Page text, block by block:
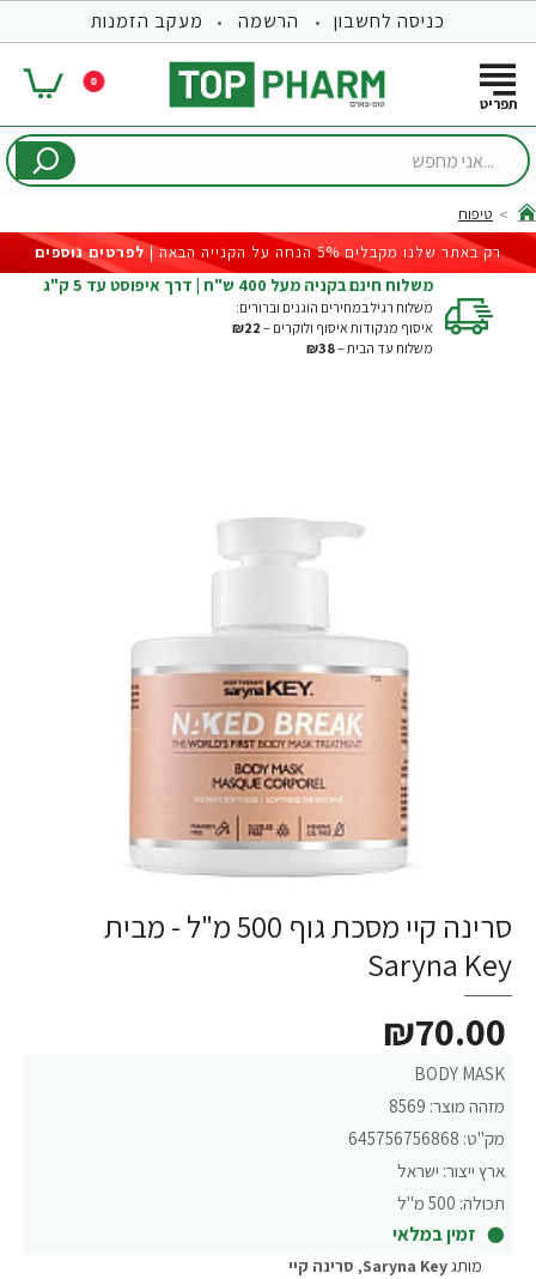
כניסה לחשבון הרשמה מעקב הזמנות
0
...אני
home
טיפוח
רק באתר שלנו מקבלים 5% הנחה על הקנייה הבאה |
לפרטים נוספים
משלוח חינם בקניה מעל 400 ש"ח | דרך איפוסט עד 5 ק"ג
משלוח רגיל במחירים הוגנים וברורים:
איסוף מנקודות איסוף ולוקרים – ₪22
משלוח עד הבית –₪38
סרינה קיי מסכת גוף 500 מ"ל - מבית
Saryna Key
BODY MASK
מזהה מוצר: 8569
מק"ט: 645756756868
ארץ ייצור: ישראל
תכולה: 500 מ"ל
זמין במלאי
₪70.00
מותגSaryna Key
, סרינה קיי